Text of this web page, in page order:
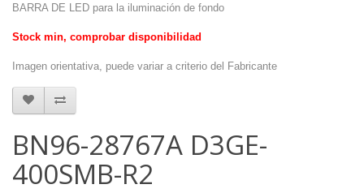
BARRA DE LED para la iluminación de fondo
Stock min, comprobar disponibilidad
Imagen orientativa, puede variar a criterio del Fabricante
BN96-28767A D3GE-
400SMB-R2